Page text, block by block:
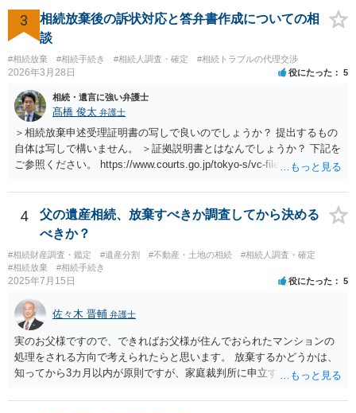
3
相続放棄後の訴状対応と答弁書作成についての相
談
#相続放棄 #相続手続き #相続人調査・確定 #相続トラブルの代理交渉
2026年3月28日 役にたった 5
相続・遺言に強い弁護士
髙橋 俊太 弁護士
＞相続放棄申述受理証明書の写しで良いのでしょうか？ 提出するもの
自体は写しで構いません。 ＞証拠説明書とはなんでしょうか？ 下記を
ご参照ください。 https://www.courts.go.jp/tokyo-s/vc-files/tokyo-s/file/
4
父の遺産相続、放棄すべきか調査してから決める
べきか？
#相続財産調査・鑑定 #遺産分割 #不動産・土地の相続
#相続人調査・確定
#相続放棄
#相続手続き
2025年7月15日 役にたった 5
佐々木 晋輔 弁護士
実のお父様ですので、できればお父様が住んでおられたマンションの
処理をされる方向で考えられたらと思います。 放棄するかどうかは、
知ってから3カ月以内が原則ですが、家庭裁判所に申立すれば3カ月の
放棄するかどうか決めることができます。 銀行やサラ金が数年も放置